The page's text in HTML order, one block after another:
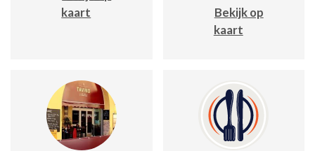
kaart
Bekijk op
kaart